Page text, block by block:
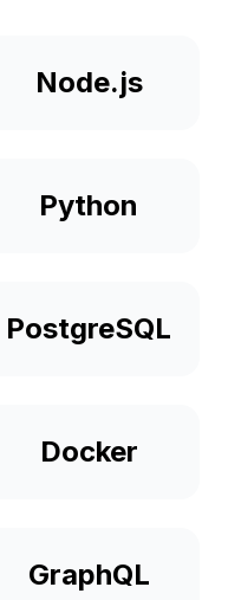
Node.js
Python
PostgreSQL
Docker
GraphQL